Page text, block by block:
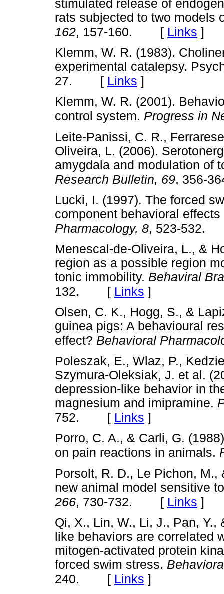
stimulated release of
rats subjected to two models
162, 157-160. [ Links ]
Klemm, W. R. (1983).
experimental catalepsy.
27. [ Links ]
Klemm, W. R. (2001).
control system. Progress in
Leite-Panissi, C. R.,
Oliveira, L. (2006).
amygdala and modulation of
Research Bulletin, 69, 356-
Lucki, I. (1997). The forced
component behavioral
Pharmacology, 8, 523-532.
Menescal-de-Oliveira, L., &
region as a possible region
tonic immobility. Behaviral
132. [ Links ]
Olsen, C. K., Hogg, S., &
guinea pigs: A behavioural
effect? Behavioral
Poleszak, E., Wlaz, P.,
Szymura-Oleksiak, J. et al.
depression-like behavior in
magnesium and imipramine.
752. [ Links ]
Porro, C. A., & Carli, G.
on pain reactions in animals.
Porsolt, R. D., Le Pichon,
new animal model sensitive
266, 730-732. [ Links ]
Qi, X., Lin, W., Li, J., Pan, Y.,
like behaviors are correlated
mitogen-activated protein
forced swim stress.
240. [ Links ]